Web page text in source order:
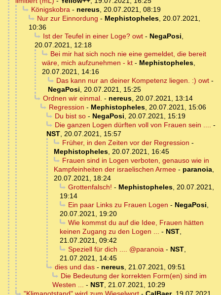
Königskobra - nereus, 20.07.2021, 08:19
Nur zur Einnordung - Mephistopheles, 20.07.2021,
10:36
Ist der Teufel in einer Loge? owt- NegaPosi
20.07.2021, 12:18
Bei mir hat sich noch nie eine gemeldet, die bereit
wäre, mich aufzunehmen - kt - Mephistopheles
20.07.2021, 14:16
Das kann nur an deiner Kompetenz liegen. :) owt-
NegaPosi
20.07.2021, 15:25
Ordnen wir einmal. - nereus, 20.07.2021, 13:14
Regression - Mephistopheles, 20.07.2021, 15:06
Du bist so- NegaPosi
20.07.2021, 15:19
Die ganzen Logen dürften voll von Frauen sein ....
-
NST 20.07.2021, 15:57
Früher, in den Zeiten vor der Regression -
Mephistopheles 20.07.2021, 16:45
Frauen sind in Logen verboten, genauso wie in
Kampfeinheiten der israelischen Armee - paranoia
20.07.2021, 18:24
Grottenfalsch! - Mephistopheles, 20.07.2021,
19:14
Ein paar Links zu Frauen Logen - NegaPosi
20.07.2021, 19:20
Wie kommst du auf die Idee, Frauen hätten
keinen Zugang zu den Logen ...
- NST
21.07.2021, 09:42
Speziell für dich .... @paranoia - NST,
21.07.2021, 14:45
dies und das- nereus, 21.07.2021, 09:51
Die Bedeutung der korrekten Form(en) sind im
Westen ...
- NST 21.07.2021, 10:29
"Klimanotstand" wird zum Wieselwort- CalBaer, 19.07.2021,